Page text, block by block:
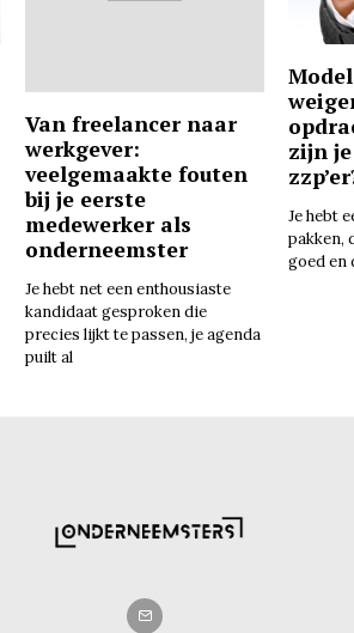
Van freelancer naar
werkgever:
veelgemaakte fouten
bij je eerste
medewerker als
onderneemster
Je hebt net een enthousiaste
kandidaat gesproken die
precies lijkt te passen, je agenda
puilt al
zijn
Je hebt
pakken,
goed en